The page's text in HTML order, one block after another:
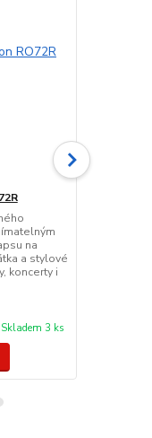
na
a stylové
koncerty i
Skladem 3 ks